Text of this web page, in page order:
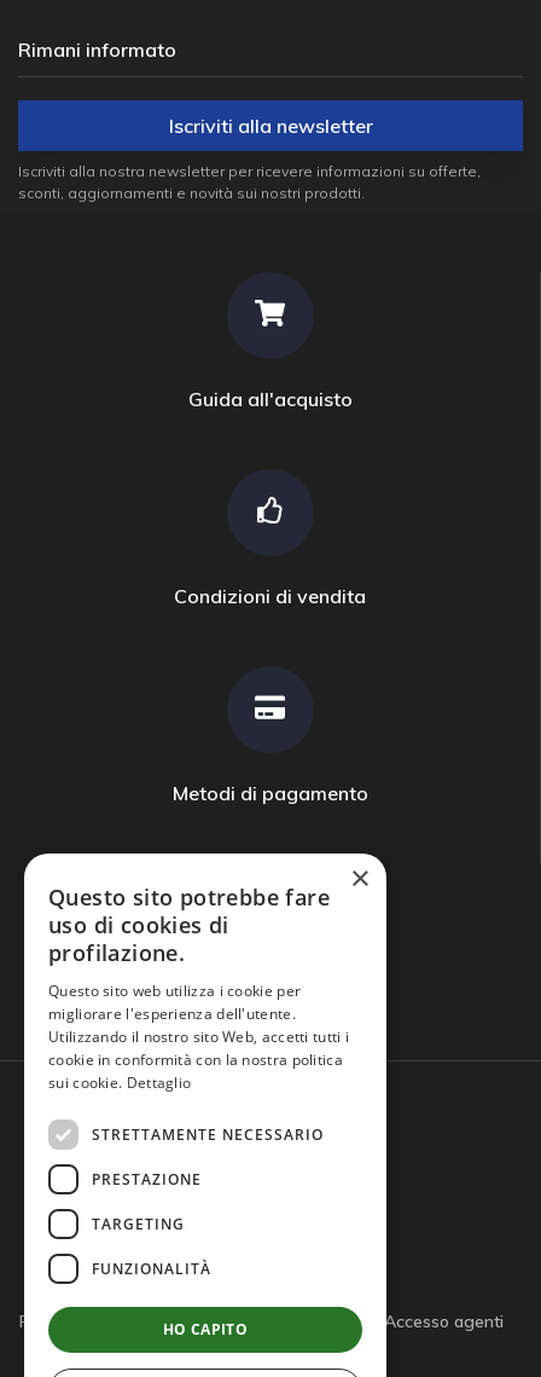
Rimani informato
Iscriviti alla newsletter
Iscriviti alla nostra newsletter per ricevere informazioni su offerte,
sconti, aggiornamenti e novità sui nostri prodotti.
Guida all'acquisto
Condizioni di vendita
Metodi di pagamento
Domande frequenti
Privacy policy Cookie policy Note legali
Accesso agenti
×
Questo sito potrebbe fare
uso di cookies di
profilazione.
Questo sito web utilizza i cookie per
migliorare l'esperienza dell'utente.
Utilizzando il nostro sito Web, accetti tutti i
cookie in conformità con la nostra politica
sui cookie. Dettaglio
STRETTAMENTE NECESSARIO
PRESTAZIONE
TARGETING
FUNZIONALITÀ
HO CAPITO